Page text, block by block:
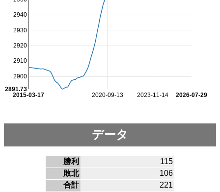
2020-09-13 2023-11-14
2015-03-17 2026-07-29
2900
2910
2920
2930
2940
2891.73
データ
勝利
115
敗北
106
合計
221